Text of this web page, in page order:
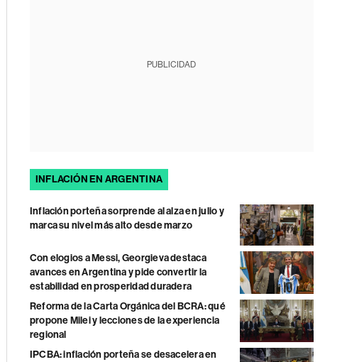
PUBLICIDAD
INFLACIÓN EN ARGENTINA
Inflación porteña sorprende al alza en julio y
marca su nivel más alto desde marzo
Con elogios a Messi, Georgieva destaca
avances en Argentina y pide convertir la
estabilidad en prosperidad duradera
Reforma de la Carta Orgánica del BCRA: qué
propone Milei y lecciones de la experiencia
regional
IPCBA: inflación porteña se desacelera en